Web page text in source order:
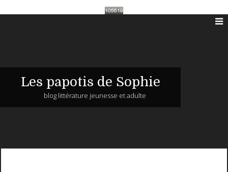
Les papotis de Sophie
blog littérature jeunesse et adulte